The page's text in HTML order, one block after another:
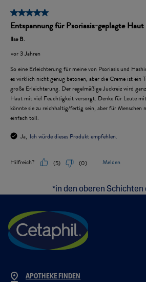
*in den oberen Schichten
APOTHEKE FINDEN